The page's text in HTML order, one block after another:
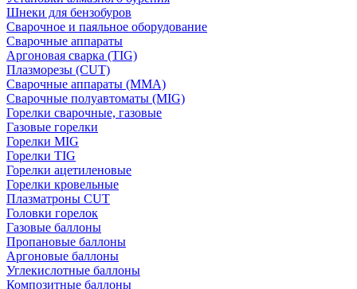
Шнеки для бензобуров
Сварочное и паяльное оборудование
Сварочные аппараты
Аргоновая сварка (TIG)
Плазморезы (CUT)
Сварочные аппараты (MMA)
Сварочные полуавтоматы (MIG)
Горелки сварочные, газовые
Газовые горелки
Горелки MIG
Горелки TIG
Горелки ацетиленовые
Горелки кровельные
Плазматроны CUT
Головки горелок
Газовые баллоны
Пропановые баллоны
Аргоновые баллоны
Углекислотные баллоны
Композитные баллоны